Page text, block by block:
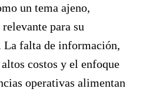
un tema ajeno,
para su
La falta de información,
costos y el enfoque
operativas alimentan